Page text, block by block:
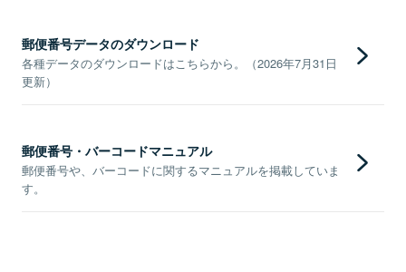
郵便番号データのダウンロード
各種データのダウンロードはこちらから。（2026年7月31日
更新）
郵便番号・バーコードマニュアル
郵便番号や、バーコードに関するマニュアルを掲載していま
す。